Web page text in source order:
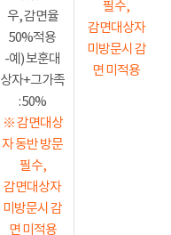
필수,
감면대상자
미방문시 감
면 미적용
우, 감면율
50%적용
-예) 보훈대
상자+그가족
: 50%
※ 감면대상
자 동반 방문
필수,
감면대상자
미방문시 감
면 미적용